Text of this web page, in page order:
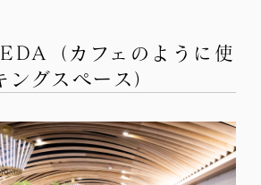
（カフェのように使
ングスペース）